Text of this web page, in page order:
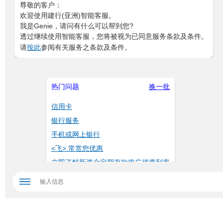
尊敬的客户：
欢迎使用建行(亚洲)智能客服。
我是Genie，请问有什么可以帮到您?
透过继续使用智能客服，您将被视为已同意服务条款及条件。
请按此参阅有关服务之条款及条件。
热门问题 换一批
信用卡
银行服务
手机或网上银行
<飞>.常赏您优惠
立即了解新资金定期存款推广优惠利率